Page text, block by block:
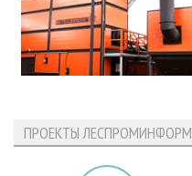
ПРОЕКТЫ ЛЕСПРОМИНФОРМ